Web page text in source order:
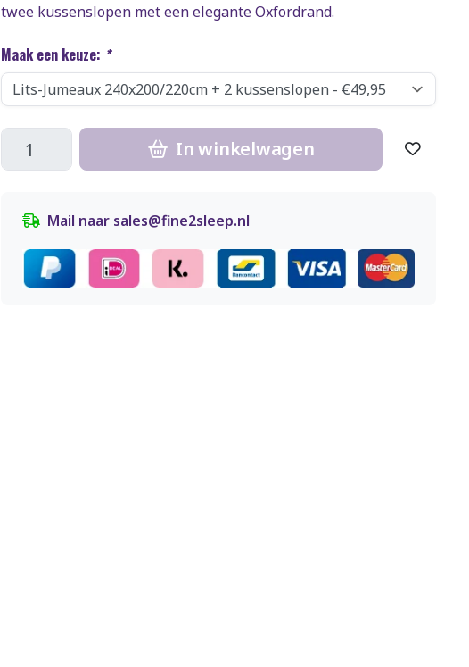
twee kussenslopen met een elegante Oxfordrand.
Maak een keuze: *
In winkelwagen
Mail naar sales@fine2sleep.nl